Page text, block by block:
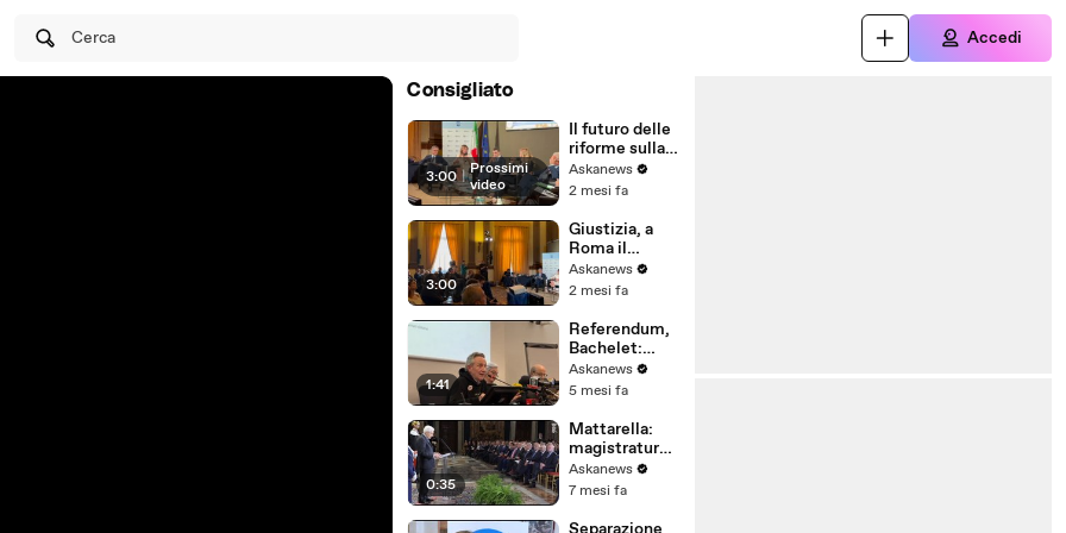
Cerca Accedi
Consigliato
3:00 | Prossimi
video
Il futuro delle
riforme sulla
giustizia,
convegno a
Askanews
2 mesi fa
3:00
Giustizia, a
Roma il
convegno sul
futuro delle
Askanews
2 mesi fa
1:41
Referendum,
Bachelet:
"Vittoria del
no serve a
cittadini"
Askanews
5 mesi fa
0:35
Mattarella:
magistratura
ha contribuito
ad attuazione
Askanews
7 mesi fa